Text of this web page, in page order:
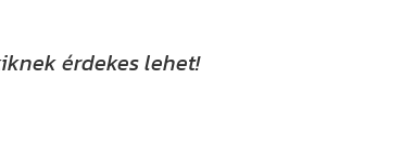
érdekes lehet!